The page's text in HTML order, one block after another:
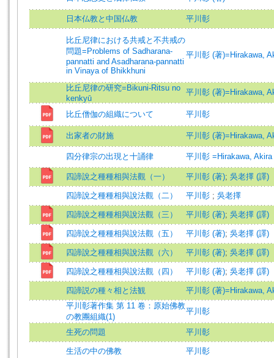
日本仏教と中国仏教 平川彰
比丘尼律における共戒と不共戒の
問題=Problems of Sadharana-
pannatti and Asadharana-pannatti
in Vinaya of Bhikkhuni
平川彰 (著)=Hirakawa,
比丘尼律の研究=Bikuni-Ritsu no
kenkyū
平川彰 (著)=Hirakawa,
比丘僧伽の組織について 平川彰
出家者の財施 平川彰 (著)=Hirakawa,
四分律宗の出現と十誦律 平川彰 =Hirakawa, Akira
四諦說之種種相與法觀（一） 平川彰 (著); 吳老擇 (譯)
四諦說之種種相與說法觀（二） 平川彰 ; 吳老擇
四諦說之種種相與說法觀（三） 平川彰 (著); 吳老擇 (譯)
四諦說之種種相與說法觀（五） 平川彰 (著); 吳老擇 (譯)
四諦說之種種相與說法觀（六） 平川彰 (著); 吳老擇 (譯)
四諦說之種種相與說法觀（四） 平川彰 (著); 吳老擇 (譯)
四諦説の種々相と法観
平川彰 (著)=Hirakawa,
平川彰著作集 第 11 卷：原始佛教
の教團組織(1)
平川彰
生死の問題 平川彰
生活の中の佛教 平川彰